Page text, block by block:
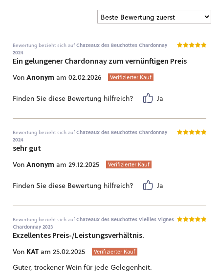
Bewertung bezieht sich aufChazeaux des Beuchottes Chardonnay
2024
Ein gelungener Chardonnay zum vernünftigen Preis
Von Anonym am 02.02.2026 Verifizierter Kauf
Finden Sie diese Bewertung hilfreich? Ja
Bewertung bezieht sich aufChazeaux des Beuchottes Chardonnay
2024
sehr gut
Von Anonym am 29.12.2025 Verifizierter Kauf
Finden Sie diese Bewertung hilfreich? Ja
Bewertung bezieht sich aufChazeaux des Beuchottes Vieilles Vignes
Chardonnay 2023
Exzellentes Preis-/Leistungsverhältnis.
Von KAT am 25.02.2025 Verifizierter Kauf
Guter, trockener Wein für jede Gelegenheit.